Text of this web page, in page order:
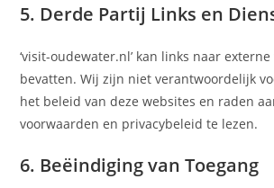
5. Derde Partij Links en
‘visit-oudewater.nl’ kan links naar
bevatten. Wij zijn niet verantwoordelijk
het beleid van deze websites en raden
voorwaarden en privacybeleid te lezen.
6. Beëindiging van Toegang